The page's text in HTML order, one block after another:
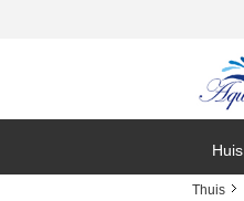
Huis
Thuis